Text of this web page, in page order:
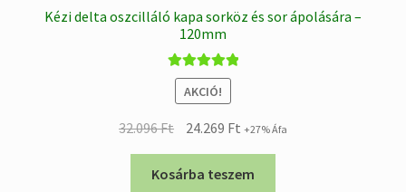
Kézi delta oszcilláló kapa sorköz és sor ápolására –
120mm
Értékelés:
5.00/ 5
AKCIÓ!
32.096Ft
Original
price
was:
24.269 FtCurrent
price
is:
+27% Áfa
Kosárba teszem